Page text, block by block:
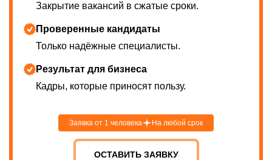
ОСТАВИТЬ ЗАЯВКУ
Заявка от 1 человека На любой срок
Закрытие вакансий в сжатые сроки.
Проверенные кандидаты
Только надёжные специалисты.
Результат для бизнеса
Кадры, которые приносят пользу.